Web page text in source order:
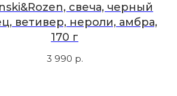
свеча, черный
ветивер, нероли, амбра,
170 г
3 990 р.